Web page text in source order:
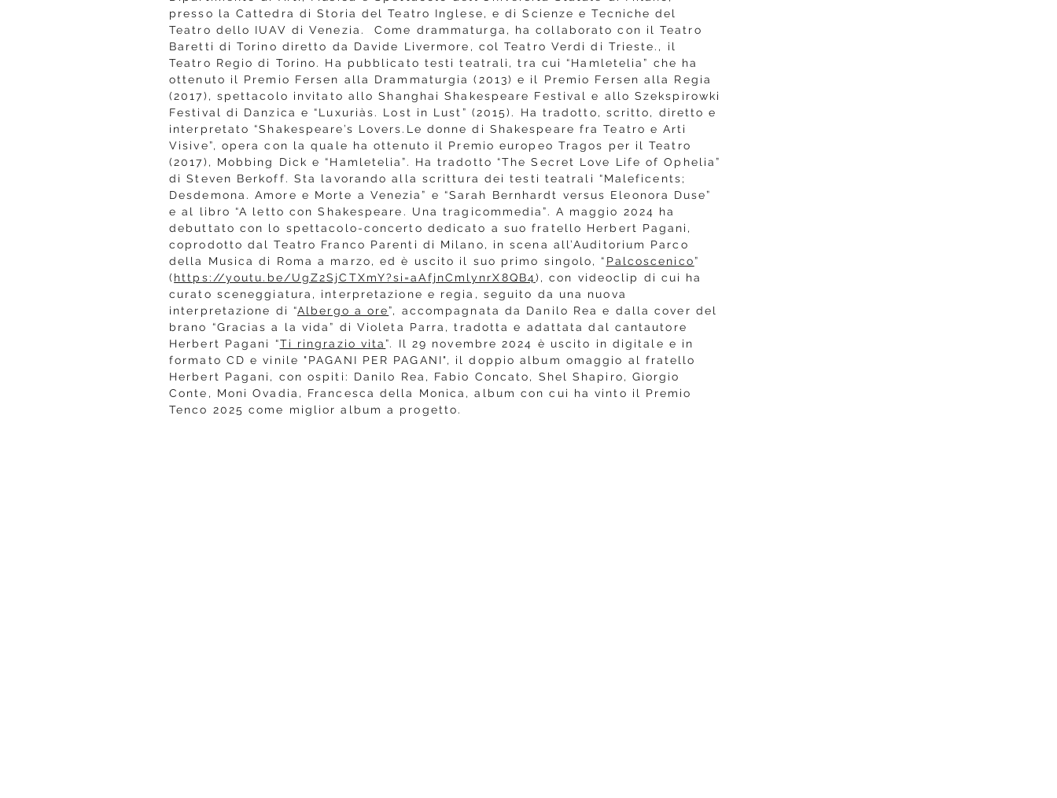
presso la Cattedra di Storia del Teatro Inglese, e di Scienze e Tecniche del
Teatro dello IUAV di Venezia. Come drammaturga, ha collaborato con il Teatro
Baretti di Torino diretto da Davide Livermore, col Teatro Verdi di Trieste., il
Teatro Regio di Torino. Ha pubblicato testi teatrali, tra cui “Hamletelia” che ha
ottenuto il Premio Fersen alla Drammaturgia (2013) e il Premio Fersen alla Regia
(2017), spettacolo invitato allo Shanghai Shakespeare Festival e allo Szekspirowki
Festival di Danzica e “Luxuriàs. Lost in Lust” (2015). Ha tradotto, scritto, diretto e
interpretato “Shakespeare’s Lovers.Le donne di Shakespeare fra Teatro e Arti
Visive”, opera con la quale ha ottenuto il Premio europeo Tragos per il Teatro
(2017), Mobbing Dick e “Hamletelia”. Ha tradotto “The Secret Love Life of Ophelia”
di Steven Berkoff. Sta lavorando alla scrittura dei testi teatrali “Maleficents;
Desdemona. Amore e Morte a Venezia” e “Sarah Bernhardt versus Eleonora Duse”
e al libro “A letto con Shakespeare. Una tragicommedia”. A maggio 2024 ha
debuttato con lo spettacolo-concerto dedicato a suo fratello Herbert Pagani,
coprodotto dal Teatro Franco Parenti di Milano, in scena all’Auditorium Parco
della Musica di Roma a marzo, ed è uscito il suo primo singolo, “ Palcoscenico”
( https://youtu.be/UgZ2SjCTXmY?si=aAfjnCmlynrX8QB4), con videoclip di cui ha
curato sceneggiatura, interpretazione e regia, seguito da una nuova
interpretazione di “Albergo a ore”, accompagnata da Danilo Rea e dalla cover del
brano “Gracias a la vida” di Violeta Parra, tradotta e adattata dal cantautore
Herbert Pagani “Ti ringrazio vita ”. Il 29 novembre 2024 è uscito in digitale e in
formato CD e vinile "PAGANI PER PAGANI", il doppio album omaggio al fratello
Herbert Pagani, con ospiti: Danilo Rea, Fabio Concato, Shel Shapiro, Giorgio
Conte, Moni Ovadia, Francesca della Monica, album con cui ha vinto il Premio
Tenco 2025 come miglior album a progetto.